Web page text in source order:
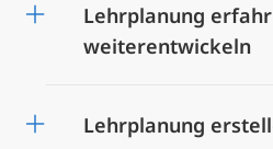
Lehrplanung
weiterentwickeln
Lehrplanung